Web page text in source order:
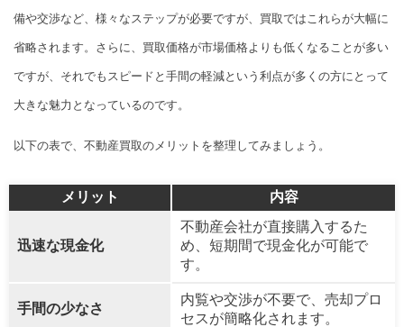
備や交渉など、様々なステップが必要ですが、買取ではこれらが大幅に
省略されます。さらに、買取価格が市場価格よりも低くなることが多い
ですが、それでもスピードと手間の軽減という利点が多くの方にとって
大きな魅力となっているのです。
以下の表で、不動産買取のメリットを整理してみましょう。
メリット 内容
迅速な現金化
不動産会社が直接購入するた
め、短期間で現金化が可能で
す。
手間の少なさ
内覧や交渉が不要で、売却プロ
セスが簡略化されます。